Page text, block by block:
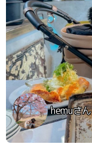
hemuさん